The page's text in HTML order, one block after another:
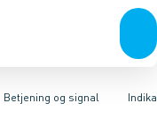
Forgreningsmateriel
Betjening og signal
og softstartere
Tilslutningsmodul